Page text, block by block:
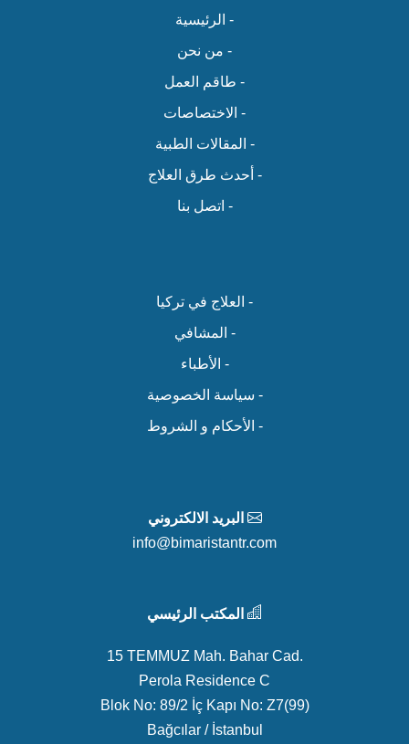
- الرئيسية
- من نحن
- طاقم العمل
- الاختصاصات
- المقالات الطبية
- أحدث طرق العلاج
- اتصل بنا
- العلاج في تركيا
- المشافي
- الأطباء
- سياسة الخصوصية
- الأحكام و الشروط
البريد الالكتروني
info@bimaristantr.com
المكتب الرئيسي
15 TEMMUZ Mah. Bahar Cad.
Perola Residence C
Blok No: 89/2 İç Kapı No: Z7(99)
Bağcılar / İstanbul